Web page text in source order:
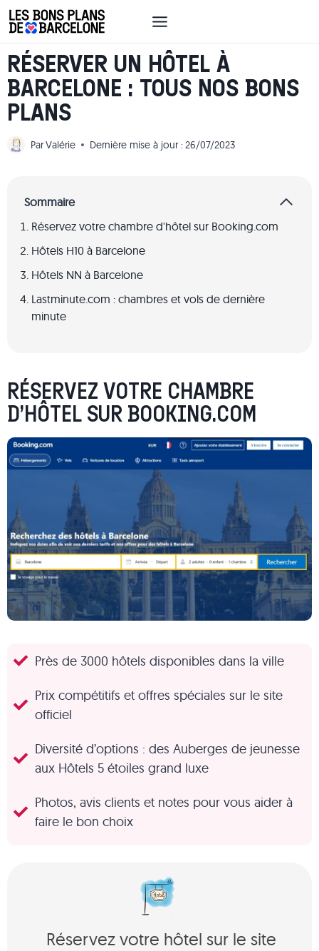
Aller
au
RÉSERVER UN HÔTEL À
BARCELONE : TOUS NOS BONS
PLANS
ParValérie Dernière mise à jour : 26/07/2023
Sommaire
Réservez votre chambre d'hôtel sur Booking.com
Hôtels H10 à Barcelone
Hôtels NN à Barcelone
Lastminute.com : chambres et vols de dernière
minute
RÉSERVEZ VOTRE CHAMBRE
D’HÔTEL SUR BOOKING.COM
Près de 3000 hôtels disponibles dans la ville
Prix compétitifs et offres spéciales sur le site
officiel
Diversité d’options : des Auberges de jeunesse
aux Hôtels 5 étoiles grand luxe
Photos, avis clients et notes pour vous aider à
faire le bon choix
Réservez votre hôtel sur le site